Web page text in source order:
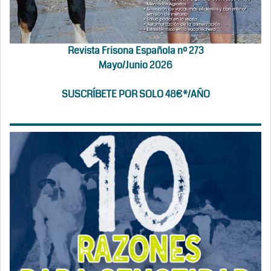
Revista Frisona Española nº 273
Mayo/Junio 2026
SUSCRÍBETE POR SOLO 48€*/AÑO